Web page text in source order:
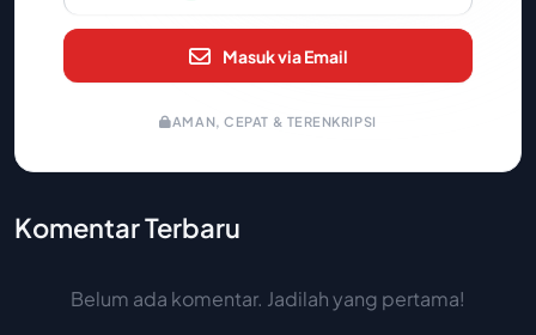
Masuk via Email
AMAN, CEPAT & TERENKRIPSI
Komentar Terbaru
Belum ada komentar. Jadilah yang pertama!